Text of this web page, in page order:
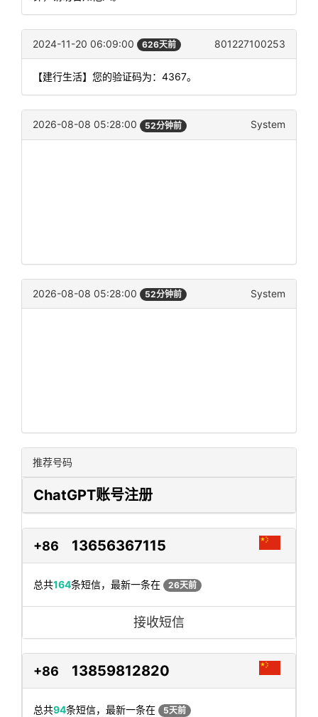
2024-11-20 06:09:00 626天前 801227100253
【建行生活】您的验证码为：4367。
2026-08-08 05:28:00 52分钟前 System
2026-08-08 05:28:00 52分钟前 System
推荐号码
ChatGPT账号注册
+86 13656367115
总共164条短信，最新一条在 26天前
接收短信
+86 13859812820
总共94条短信，最新一条在 5天前